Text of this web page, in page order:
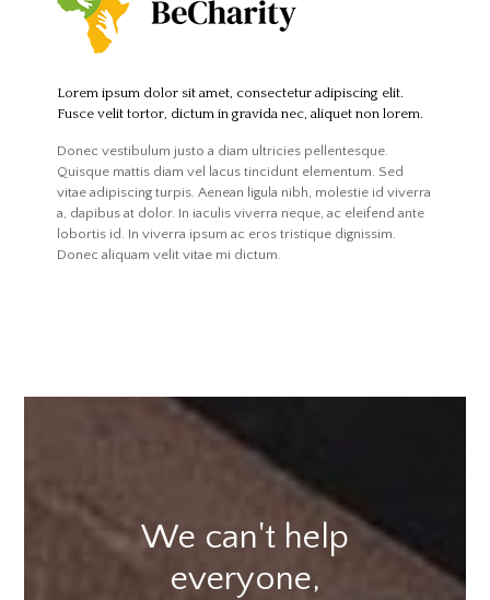
Lorem ipsum dolor sit amet, consectetur adipiscing elit.
Fusce velit tortor, dictum in gravida nec, aliquet non lorem.
Donec vestibulum justo a diam ultricies pellentesque.
Quisque mattis diam vel lacus tincidunt elementum. Sed
vitae adipiscing turpis. Aenean ligula nibh, molestie id viverra
a, dapibus at dolor. In iaculis viverra neque, ac eleifend ante
lobortis id. In viverra ipsum ac eros tristique dignissim.
Donec aliquam velit vitae mi dictum.
We can't help
everyone,